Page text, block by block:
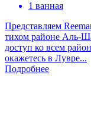
1 ванная
Представляем
тихом районе Аль-
доступ ко всем
окажетесь в Лувре...
Подробнее